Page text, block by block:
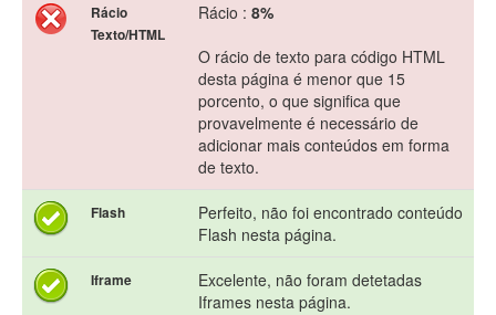
Rácio
Texto/HTML
Rácio : 8%
O rácio de texto para código HTML
desta página é menor que 15
porcento, o que significa que
provavelmente é necessário de
adicionar mais conteúdos em forma
de texto.
Flash
Perfeito, não foi encontrado conteúdo
Flash nesta página.
Iframe
Excelente, não foram detetadas
Iframes nesta página.